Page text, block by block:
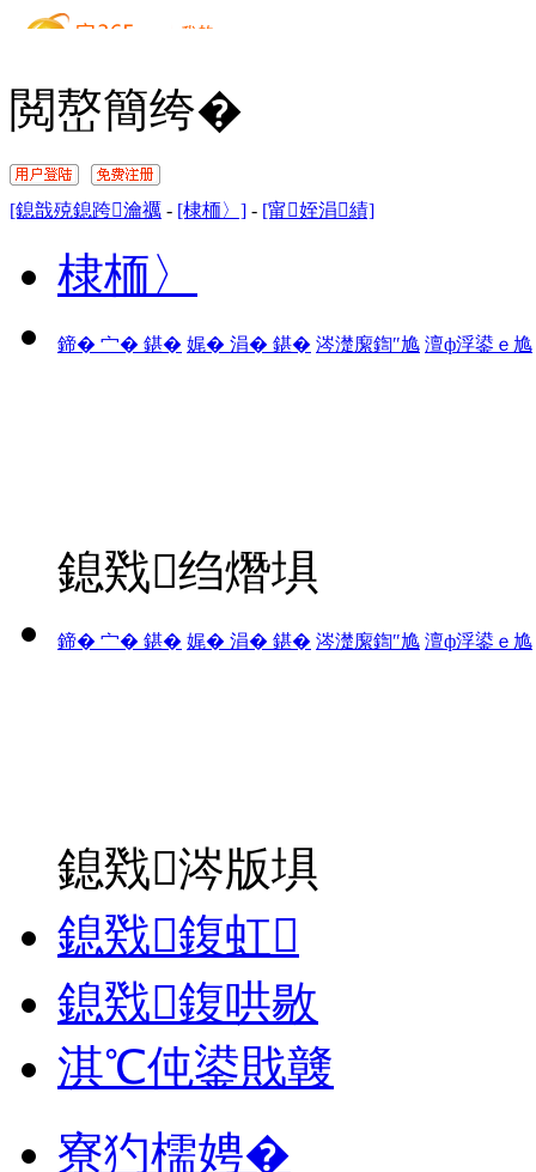
閲嶅簡绔�
[鎴戠殑鎴跨瀹禲 - [棣栭〉] - [甯姪涓績]
棣栭〉
鍗� 宀� 鍖� 娓� 涓� 鍖� 涔濋緳鍧″尯 澶ф浮鍙ｅ尯
鎴戣绉熸埧
鍗� 宀� 鍖� 娓� 涓� 鍖� 涔濋緳鍧″尯 澶ф浮鍙ｅ尯
鎴戣涔版埧
鎴戣鍑虹
鎴戣鍑哄敭
淇℃伅鍙戝竷
寮犳檽娉�